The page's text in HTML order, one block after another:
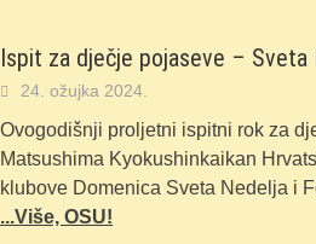
Ispit za dječje pojaseve – Sveta
24. ožujka 2024.
Ovogodišnji proljetni ispitni rok za
Matsushima Kyokushinkaikan
klubove Domenica Sveta Nedelja i
...Više, OSU!